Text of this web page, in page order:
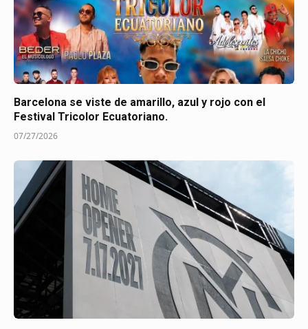
Barcelona se viste de amarillo, azul y rojo con el
Festival Tricolor Ecuatoriano.
07/27/2026